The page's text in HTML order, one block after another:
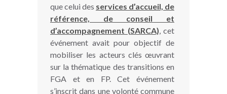
que celui des services d’accueil, de
référence, de conseil et
d’accompagnement (SARCA), cet
événement avait pour objectif de
mobiliser les acteurs clés œuvrant
sur la thématique des transitions en
FGA et en FP. Cet événement
s’inscrit dans une volonté commune